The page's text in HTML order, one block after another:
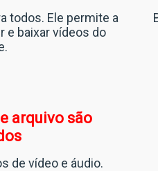
todos. Ele permite a
e baixar vídeos do
arquivo são
de vídeo e áudio.